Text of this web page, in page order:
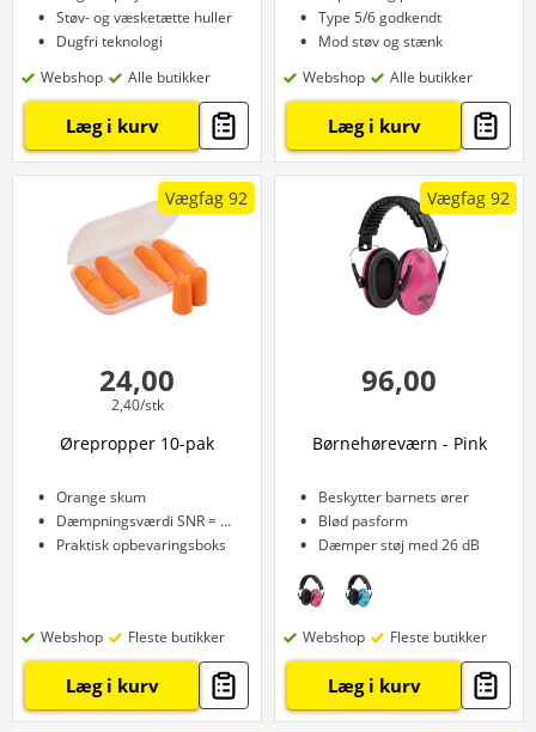
Støv- og væsketætte huller
Dugfri teknologi
Webshop
Alle butikker
Læg i kurv
Type 5/6 godkendt
Mod støv og stænk
Webshop
Alle butikker
Læg i kurv
Vægfag 92
24,00
2,40/stk
Ørepropper 10-pak
Orange skum
Dæmpningsværdi SNR = 38 dB
Praktisk opbevaringsboks
Webshop Fleste butikker
Læg i kurv
Vægfag 92
96,00
Børnehøreværn - Pink
Beskytter barnets ører
Blød pasform
Dæmper støj med 26 dB
Webshop Fleste butikker
Læg i kurv